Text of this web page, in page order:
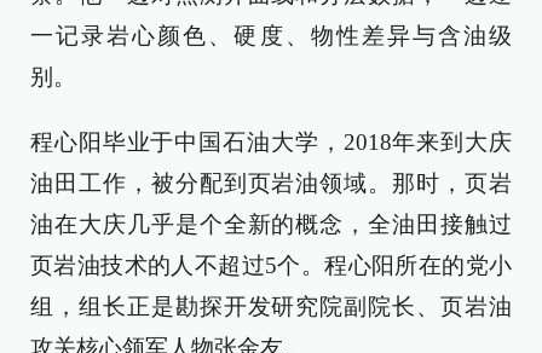
一记录岩心颜色、硬度、物性差异与含油级
别。
程心阳毕业于中国石油大学，2018年来到大庆
油田工作，被分配到页岩油领域。那时，页岩
油在大庆几乎是个全新的概念，全油田接触过
页岩油技术的人不超过5个。程心阳所在的党小
组，组长正是勘探开发研究院副院长、页岩油
攻关核心领军人物张金友。